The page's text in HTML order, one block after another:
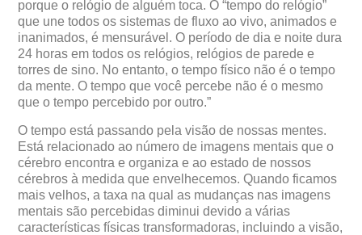
porque o relógio de alguém toca. O “tempo do relógio”
que une todos os sistemas de fluxo ao vivo, animados e
inanimados, é mensurável. O período de dia e noite dura
24 horas em todos os relógios, relógios de parede e
torres de sino. No entanto, o tempo físico não é o tempo
da mente. O tempo que você percebe não é o mesmo
que o tempo percebido por outro.”
O tempo está passando pela visão de nossas mentes.
Está relacionado ao número de imagens mentais que o
cérebro encontra e organiza e ao estado de nossos
cérebros à medida que envelhecemos. Quando ficamos
mais velhos, a taxa na qual as mudanças nas imagens
mentais são percebidas diminui devido a várias
características físicas transformadoras, incluindo a visão,